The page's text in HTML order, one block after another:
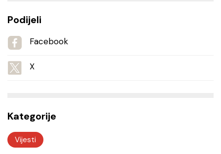
Podijeli
Facebook
X
Kategorije
Vijesti